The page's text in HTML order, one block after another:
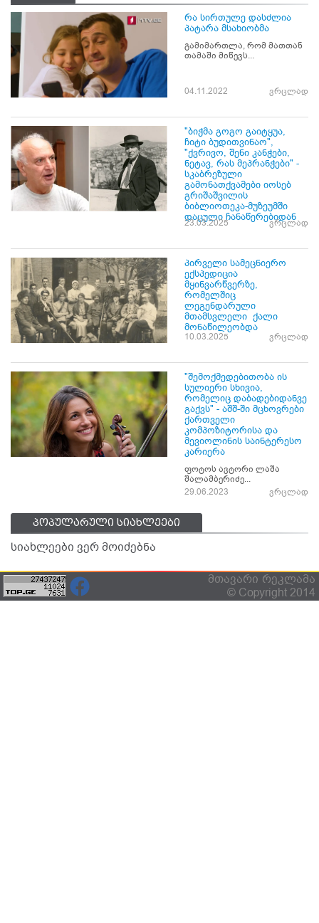
რა სირთულე დასძლია
პატარა მსახიობმა
გამიმართლა, რომ მათთან
თამაში მიწევს...
04.11.2022 ვრცლად
"ბიჭმა გოგო გაიტყუა,
ჩიტი ბუდითვინაო",
"ქვრივო, შენი კანჭები,
ნეტავ, რას მეპრანჭები" -
სკაბრეზული
გამონათქვამები იოსებ
გრიშაშვილის
ბიბლიოთეკა-მუზეუმში
დაცული ჩანაწერებიდან
23.03.2025 ვრცლად
პირველი სამეცნიერო
ექსპედიცია
მყინვარწვერზე,
რომელშიც
ლეგენდარული
მთამსვლელი ქალი
მონაწილეობდა
10.03.2025 ვრცლად
"შემოქმედებითობა ის
სულიერი სხივია,
რომელიც დაბადებიდანვე
გაქვს" - აშშ-ში მცხოვრები
ქართველი
კომპოზიტორისა და
მევიოლინის საინტერესო
კარიერა
ფოტოს ავტორი ლაშა
შალამბერიძე...
29.06.2023
ვრცლად
პოპულარული სიახლეები
სიახლეები ვერ მოიძებნა
მთავარი რეკლამა
© Copyright 2014